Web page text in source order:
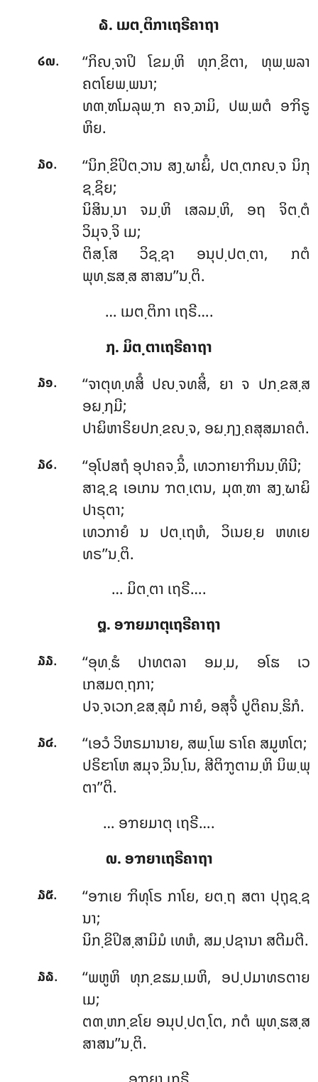
໖. ເມຕ຺ຕິກາເຖຣີຄາຖາ
໒໙.
‘‘ກິຎ຺ຈາປິ ໂຂມ຺ຫິ ທຸກ຺ຂິຕາ, ທຸພ຺ພລາ
ຄຕໂຍພ຺ພນາ;
ທຓ຺ຑໂມລຸພ຺ຠ ຄຈ຺ຉາມິ, ປພ຺ພຕໍ ອຠິຣູ
ຫິຍ.
໓໐. ‘‘ນິກ຺ຂິປິຕ຺ວານ ສງ຺ຆາຏິໍ, ປຕ຺ຕກຎ຺ຈ ນິກຸ
ຊ຺ຊິຍ;
ນິສິນ຺ນາ ຈມ຺ຫິ ເສລມ຺ຫິ, ອຖ ຈິຕ຺ຕໍ
ວິມຸຈ຺ຈິ ເມ;
ຕິສ຺ໂສວິຊ຺ຊາ ອນຸປ຺ປຕ຺ຕາ, ກຕໍ
ພຸທ຺ຘສ຺ສ ສາສນ’’ນ຺ຕິ.
… ເມຕ຺ຕິກາ ເຖຣີ….
໗. ມິຕ຺ຕາເຖຣີຄາຖາ
໓໑.
‘‘ຈາຕຸທ຺ທສິໍ ປຎ຺ຈທສິໍ, ຍາ ຈ ປກ຺ຂສ຺ສ
ອຏ຺ຐມີ;
ປາຏິຫາຣິຍປກ຺ຂຎ຺ຈ, ອຏ຺ຐງ຺ຄສຸສມາຄຕໍ.
໓໒. ‘‘ອຸໂປສຖໍ ອຸປາຄຈ຺ຉິໍ, ເທວກາຍາຠິນນ຺ທິນີ;
ສາຊ຺ຊ ເອເກນ ຠຕ຺ເຕນ, ມຸຓ຺ຑາ ສງ຺ຆາຏິ
ປາຣຸຕາ;
ເທວກາຍໍ ນ ປຕ຺ເຖຫໍ, ວິເນຍ຺ຍ ຫທເຍ
ທຣ’’ນ຺ຕິ.
… ມິຕ຺ຕາ ເຖຣີ….
໘. ອຠຍມາຕຸເຖຣີຄາຖາ
໓໓.
‘‘ອຸທ຺ຘໍ ປາທຕລາ ອມ຺ມ, ອໂຘ ເວ
ເກສມຕ຺ຖກາ;
ປຈ຺ຈເວກ຺ຂສ຺ສຸມໍ ກາຍໍ, ອສຸຈິໍ ປູຕິຄນ຺ຘິກໍ.
໓໔. ‘‘ເອວໍວິຫຣມານາຍ, ສພ຺ໂພ ຣາໂຄ ສມູຫໂຕ;
ປຣິຬາໂຫ ສມຸຈ຺ຉິນ຺ໂນ, ສີຕິຠູຕາມ຺ຫິ ນິພ຺ພຸ
ຕາ’’ຕິ.
… ອຠຍມາຕຸ ເຖຣີ….
໙. ອຠຍາເຖຣີຄາຖາ
໓໕.
‘‘ອຠເຍ ຠິທຸໂຣ ກາໂຍ, ຍຕ຺ຖ ສຕາ ປຸຖຸຊ຺ຊ
ນາ;
ນິກ຺ຂິປິສ຺ສາມິມໍ ເທຫໍ, ສມ຺ປຊານາ ສຕີມຕີ.
໓໖.
‘‘ພຫູຫິ ທຸກ຺ຂຘມ຺ເມຫິ, ອປ຺ປມາທຣຕາຍ
ເມ;
ຕຓ຺ຫກ຺ຂໂຍ ອນຸປ຺ປຕ຺ໂຕ, ກຕໍ ພຸທ຺ຘສ຺ສ
ສາສນ’’ນ຺ຕິ.